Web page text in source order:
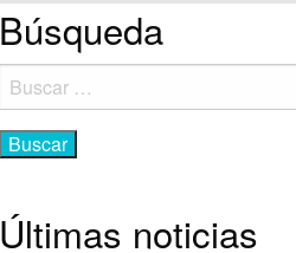
Búsqueda
Buscar:
Últimas noticias